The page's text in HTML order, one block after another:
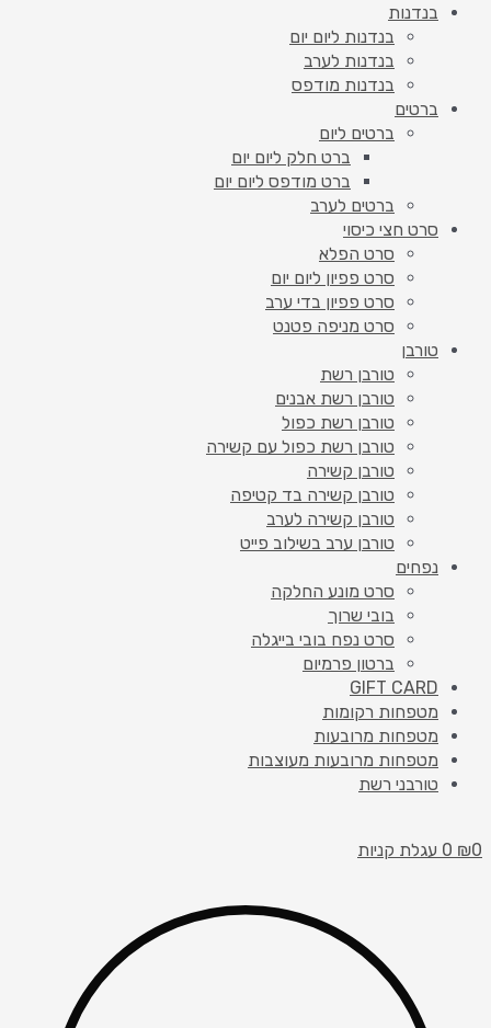
בנדנות
בנדנות ליום יום
בנדנות לערב
בנדנות מודפס
ברטים
ברטים ליום
ברט חלק ליום יום
ברט מודפס ליום יום
ברטים לערב
סרט חצי כיסוי
סרט הפלא
סרט פפיון ליום יום
סרט פפיון בדי ערב
סרט מניפה פטנט
טורבן
טורבן רשת
טורבן רשת אבנים
טורבן רשת כפול
טורבן רשת כפול עם קשירה
טורבן קשירה
טורבן קשירה בד קטיפה
טורבן קשירה לערב
טורבן ערב בשילוב פייט
נפחים
סרט מונע החלקה
בובי שרוך
סרט נפח בובי בייגלה
ברטון פרמיום
GIFT CARD
מטפחות רקומות
מטפחות מרובעות
מטפחות מרובעות מעוצבות
טורבני רשת
₪0
0 עגלת קניות